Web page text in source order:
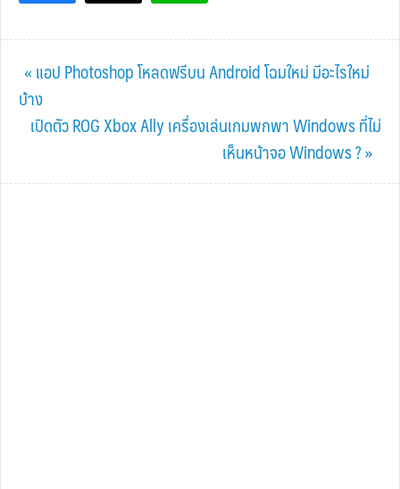
Previous
Post:
« แอป Photoshop โหลดฟรีบน Android โฉมใหม่ มีอะไรใหม่
บ้าง
Next
เปิดตัว ROG Xbox Ally เครื่องเล่นเกมพกพา Windows ที่ไม่
เห็นหน้าจอ Windows ? »